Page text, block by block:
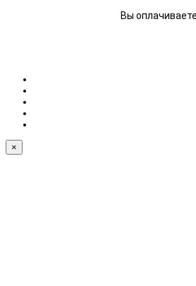
Вы
×